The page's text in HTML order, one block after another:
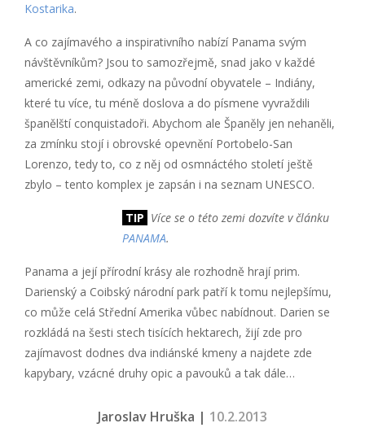
Kostarika.
A co zajímavého a inspirativního nabízí Panama svým
návštěvníkům? Jsou to samozřejmě, snad jako v každé
americké zemi, odkazy na původní obyvatele – Indiány,
které tu více, tu méně doslova a do písmene vyvraždili
španělští conquistadoři. Abychom ale Španěly jen nehaněli,
za zmínku stojí i obrovské opevnění Portobelo-San
Lorenzo, tedy to, co z něj od osmnáctého století ještě
zbylo – tento komplex je zapsán i na seznam UNESCO.
TIP Více se o této zemi dozvíte v článku
PANAMA.
Panama a její přírodní krásy ale rozhodně hrají prim.
Darienský a Coibský národní park patří k tomu nejlepšímu,
co může celá Střední Amerika vůbec nabídnout. Darien se
rozkládá na šesti stech tisících hektarech, žijí zde pro
zajímavost dodnes dva indiánské kmeny a najdete zde
kapybary, vzácné druhy opic a pavouků a tak dále…
Jaroslav Hruška | 10.2.2013